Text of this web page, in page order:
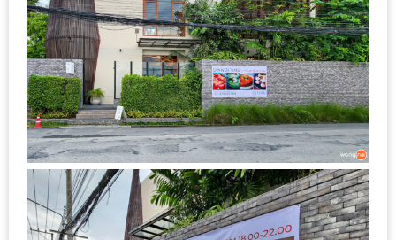
คน
เดิน
วัน
อาทิตย์
ท่าแพ
เชียงใหม่
CART
CHECKOUT